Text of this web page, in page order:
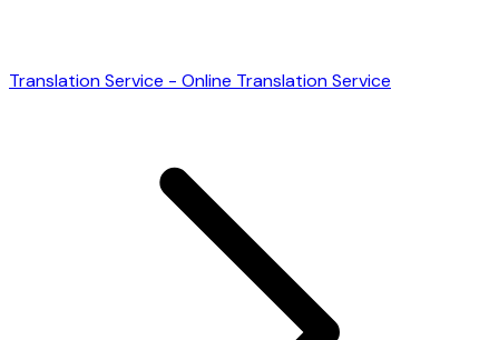
Translation Service - Online Translation Service